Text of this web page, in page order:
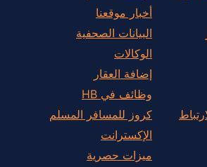
أخبار موقعنا
البيانات الصحفية
الوكالات
إضافة العقار
وظائف في HB
كروز للمسافر المسلم
الإكسترانت
ميزات حصرية